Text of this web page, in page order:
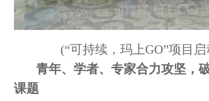
(“可持续，玛上GO”项目
青年、学者、专家合力攻坚，
课题